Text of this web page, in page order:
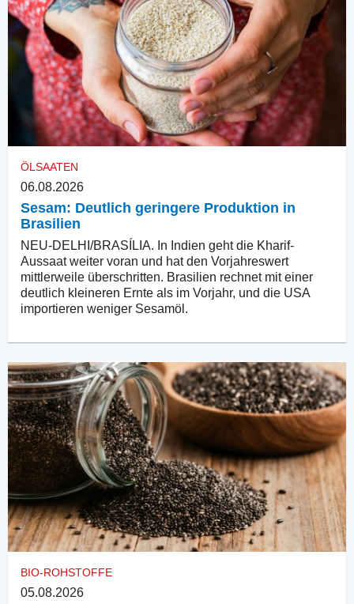
ÖLSAATEN
06.08.2026
Sesam: Deutlich geringere Produktion in
Brasilien
NEU-DELHI/BRASÍLIA. In Indien geht die Kharif-
Aussaat weiter voran und hat den Vorjahreswert
mittlerweile überschritten. Brasilien rechnet mit einer
deutlich kleineren Ernte als im Vorjahr, und die USA
importieren weniger Sesamöl.
BIO-ROHSTOFFE
05.08.2026